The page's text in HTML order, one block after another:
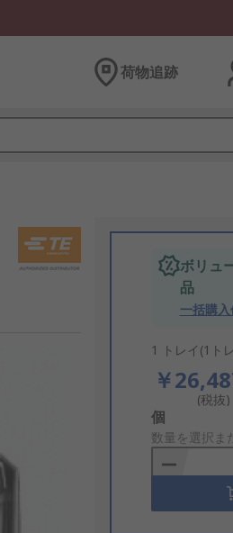
荷物追跡
ボリュ
品
一括購
1 トレイ(1ト
￥
(税抜)
Add
to
Basket
個
数量を選択ま